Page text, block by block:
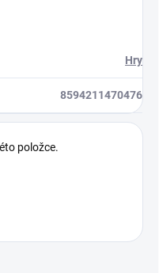
Hry
8594211470476
položce.